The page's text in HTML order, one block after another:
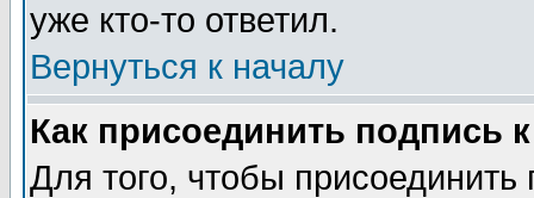
уже кто-то ответил.
Вернуться к началу
Как присоединить подпись
Для того, чтобы